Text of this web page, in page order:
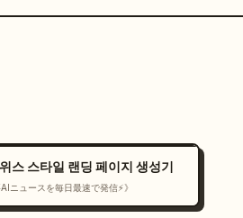
스 스타일 랜딩 페이지 생성기
ニュースを毎日最速で発信⚡️》